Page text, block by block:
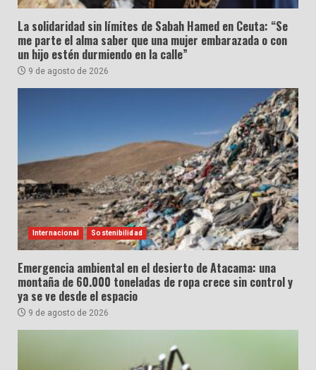
La solidaridad sin límites de Sabah Hamed en Ceuta: “Se
me parte el alma saber que una mujer embarazada o con
un hijo estén durmiendo en la calle”
9 de agosto de 2026
Internacional Sostenibilidad
Emergencia ambiental en el desierto de Atacama: una
montaña de 60.000 toneladas de ropa crece sin control y
ya se ve desde el espacio
9 de agosto de 2026